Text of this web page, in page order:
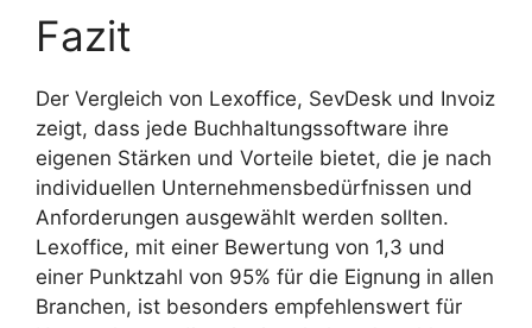
Fazit
Der Vergleich von Lexoffice, SevDesk und Invoiz
zeigt, dass jede Buchhaltungssoftware ihre
eigenen Stärken und Vorteile bietet, die je nach
individuellen Unternehmensbedürfnissen und
Anforderungen ausgewählt werden sollten.
Lexoffice, mit einer Bewertung von 1,3 und
einer Punktzahl von 95% für die Eignung in allen
Branchen, ist besonders empfehlenswert für